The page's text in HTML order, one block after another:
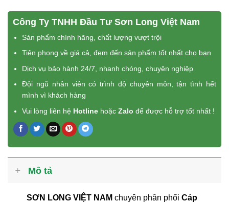
Công Ty TNHH Đầu Tư Sơn Long Việt Nam
Sản phẩm chính hãng, chất lượng vượt trội
Tiên phong về giá cả, đem đến sản phẩm tốt nhất cho bạn
Dịch vụ bảo hành 24/7, nhanh chóng, chuyên nghiệp
Đội ngũ nhân viên có trình độ chuyên môn, tận tình hết
mình vì khách hàng
Vui lòng liên hệ Hotline hoặcZalo để được hỗ trợ tốt nhất !
Mô tả
SƠN LONG VIỆT NAM chuyên phân phối Cáp